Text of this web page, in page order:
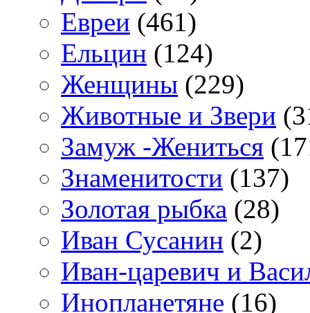
Евреи (461)
Ельцин (124)
Женщины (229)
Животные и Звери
Замуж -Жениться
Знаменитости (137)
Золотая рыбка (28)
Иван Сусанин (2)
Иван-царевич и
Инопланетяне (16)